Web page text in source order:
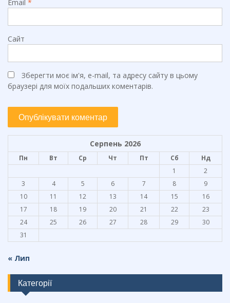
Email *
Сайт
Зберегти моє ім'я, e-mail, та адресу сайту в цьому
браузері для моїх подальших коментарів.
Серпень 2026
Пн Вт Ср Чт Пт Сб
Нд
1
2
3
4 5 6 7 8
9
10
11 12 13 14 15
16
17
18 19 20 21 22
23
24
25 26 27 28 29
30
31
« Лип
Категорії